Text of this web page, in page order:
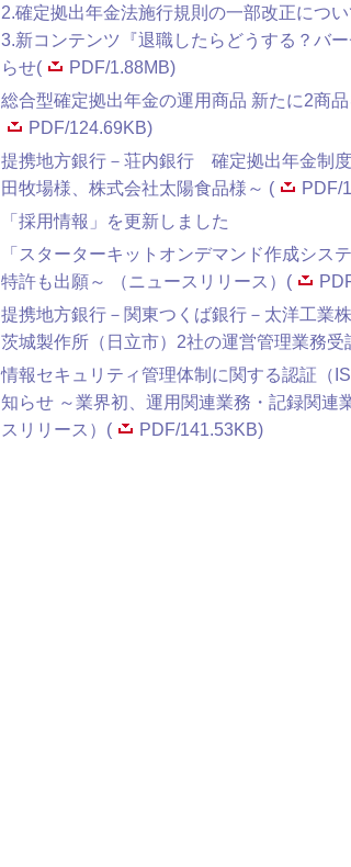
2.確定拠出年金法施行規則の一部改正につい
3.新コンテンツ『退職したらどうする？バ
らせ(
PDF/1.88MB)
総合型確定拠出年金の運用商品 新たに2商
PDF/124.69KB)
提携地方銀行－荘内銀行 確定拠出年金制
田牧場様、株式会社太陽食品様～ (
PDF/
「採用情報」を更新しました
「スターターキットオンデマンド作成シス
特許も出願～ （ニュースリリース）(
提携地方銀行－関東つくば銀行－太洋工業
茨城製作所（日立市）2社の運営管理業務受
情報セキュリティ管理体制に関する認証（
知らせ ～業界初、運用関連業務・記録関連
スリリース）(
PDF/141.53KB)